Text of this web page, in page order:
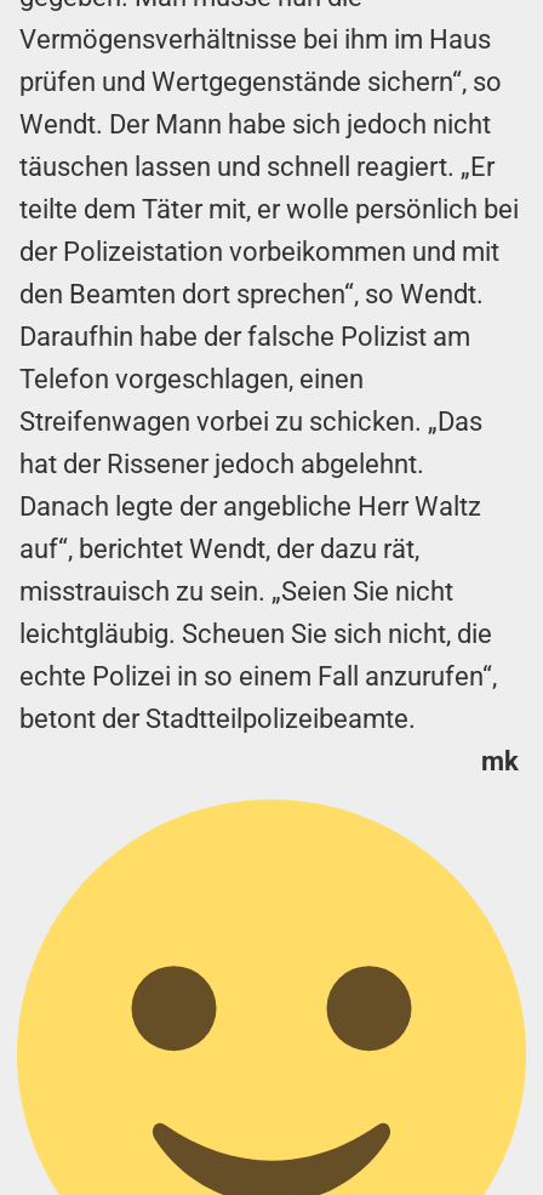
Vermögensverhältnisse bei ihm im Haus
prüfen und Wertgegenstände sichern“, so
Wendt. Der Mann habe sich jedoch nicht
täuschen lassen und schnell reagiert. „Er
teilte dem Täter mit, er wolle persönlich bei
der Polizeistation vorbeikommen und mit
den Beamten dort sprechen“, so Wendt.
Daraufhin habe der falsche Polizist am
Telefon vorgeschlagen, einen
Streifenwagen vorbei zu schicken. „Das
hat der Rissener jedoch abgelehnt.
Danach legte der angebliche Herr Waltz
auf“, berichtet Wendt, der dazu rät,
misstrauisch zu sein. „Seien Sie nicht
leichtgläubig. Scheuen Sie sich nicht, die
echte Polizei in so einem Fall anzurufen“,
betont der Stadtteilpolizeibeamte.
mk